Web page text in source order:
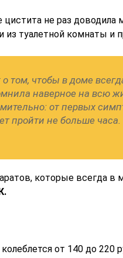
цистита не раз доводила
туалетной комнаты и
о том, чтобы в доме
наверное на всю
от первых
пройти не больше часа.
которые всегда в
колеблется от 140 до 220